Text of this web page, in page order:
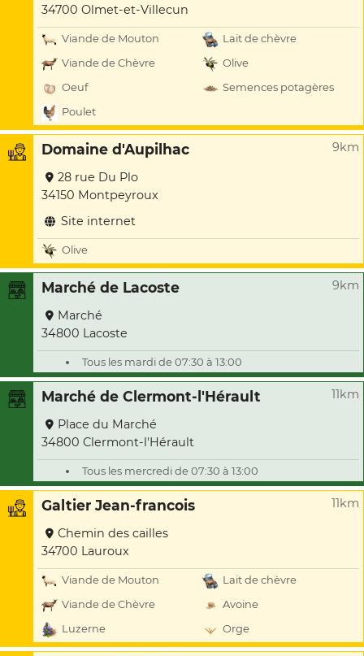
34700 Olmet-et-Villecun
Viande de Mouton
Lait de chèvre
Viande de Chèvre
Olive
Oeuf
Semences potagères
Poulet
Domaine d'Aupilhac 9km
28 rue Du Plo
34150 Montpeyroux
Site internet
Olive
Marché de Lacoste 9km
Marché
34800 Lacoste
Tous les mardi de 07:30 à 13:00
Marché de Clermont-l'Hérault 11km
Place du Marché
34800 Clermont-l'Hérault
Tous les mercredi de 07:30 à 13:00
Galtier Jean-francois 11km
Chemin des cailles
34700 Lauroux
Viande de Mouton
Lait de chèvre
Viande de Chèvre
Avoine
Luzerne
Orge